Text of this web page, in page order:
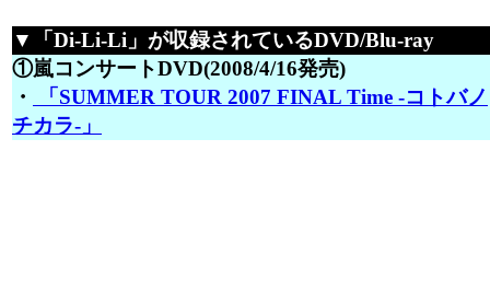
▼「Di-Li-Li」が収録されているDVD/Blu-ray
①嵐コンサートDVD(2008/4/16発売)
・
「SUMMER TOUR 2007 FINAL Time -コトバノ
チカラ-」